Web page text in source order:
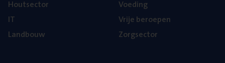
Hout­sec­tor
IT
Land­bouw
Voe­ding
Vrije beroe­pen
Zorg­sec­tor